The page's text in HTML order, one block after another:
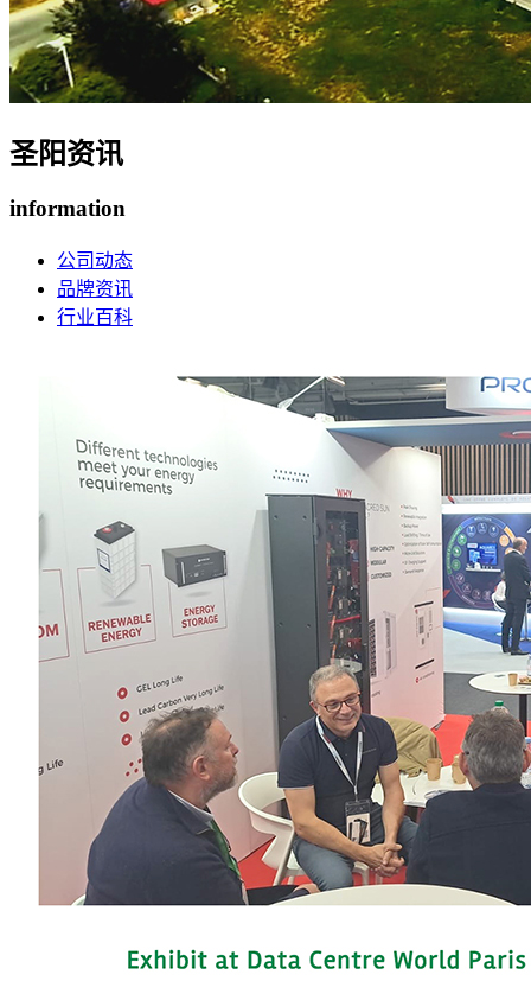
圣阳资讯
information
公司动态
品牌资讯
行业百科